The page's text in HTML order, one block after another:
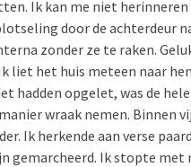
Ik kan me niet
door de achterdeur
zonder ze te raken.
liet het huis meteen naar
hadden opgelet, was de
wraak nemen. Binnen
Ik herkende aan verse
gemarcheerd. Ik stopte